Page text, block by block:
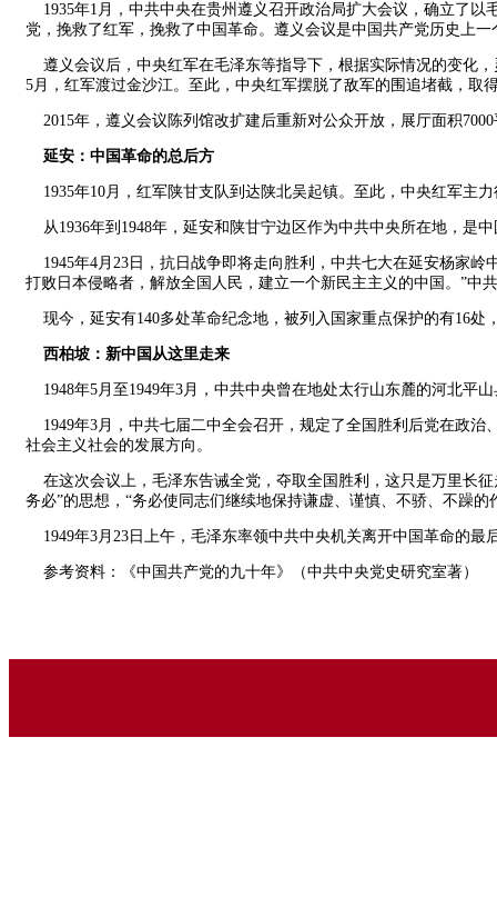
1935年1月，中共中央在贵州遵义召开政治局扩大会议，确立了以
党，挽救了红军，挽救了中国革命。遵义会议是中国共产党历史上
遵义会议后，中央红军在毛泽东等指导下，根据实际情况的变化
5月，红军渡过金沙江。至此，中央红军摆脱了敌军的围追堵截，取
2015年，遵义会议陈列馆改扩建后重新对公众开放，展厅面积
延安：中国革命的总后方
1935年10月，红军陕甘支队到达陕北吴起镇。至此，中央红军主
从1936年到1948年，延安和陕甘宁边区作为中共中央所在地，是
1945年4月23日，抗日战争即将走向胜利，中共七大在延安杨家岭
打败日本侵略者，解放全国人民，建立一个新民主主义的中国。”中
现今，延安有140多处革命纪念地，被列入国家重点保护的有16处
西柏坡：新中国从这里走来
1948年5月至1949年3月，中共中央曾在地处太行山东麓的河北平
1949年3月，中共七届二中全会召开，规定了全国胜利后党在政治
社会主义社会的发展方向。
在这次会议上，毛泽东告诫全党，夺取全国胜利，这只是万里长
务必”的思想，“务必使同志们继续地保持谦虚、谨慎、不骄、不躁
1949年3月23日上午，毛泽东率领中共中央机关离开中国革命的最
参考资料：《中国共产党的九十年》（中共中央党史研究室著）